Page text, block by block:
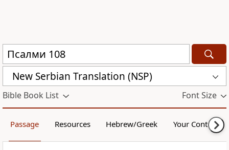
New Serbian Translation (NSP)
Bible Book List Font Size
Passage Resources Hebrew/Greek Your Content